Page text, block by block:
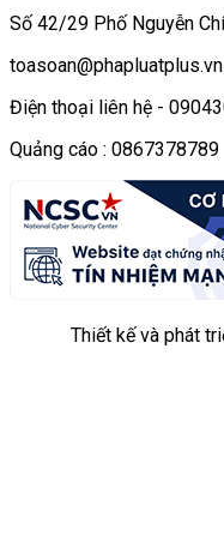
Số 42/29 Phố Nguyễn
toasoan@phapluatplus.vn
Điện thoại liên hệ -
Quảng cáo : 0867378789
Thiết kế và phát